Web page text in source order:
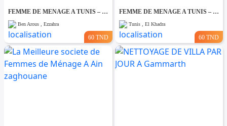
FEMME DE MENAGE A TUNIS – PAR JOUR A Ezzahra
Ben Arous , Ezzahra
60 TND
FEMME DE MENAGE A TUNIS – PAR JOUR A El khadhra
Tunis , El Khadra
60 TND